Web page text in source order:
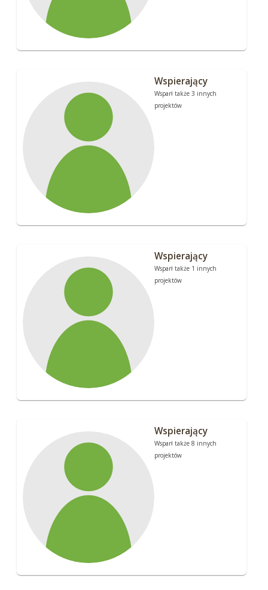
Wspierający
Wsparł także 3 innych
projektów
Wspierający
Wsparł także 1 innych
projektów
Wspierający
Wsparł także 8 innych
projektów